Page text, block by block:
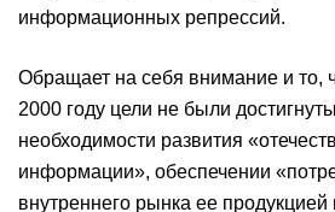
информационных репрессий.
Обращает на себя внимание и то,
2000 году цели не были
необходимости развития
информации», обеспечении
внутреннего рынка ее продукцией